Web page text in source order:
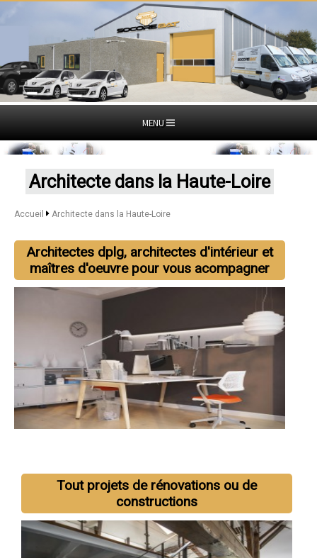
MENU
Architecte dans la Haute-Loire
Accueil Architecte dans la Haute-Loire
Architectes dplg, architectes d'intérieur et
maîtres d'oeuvre pour vous acompagner
Tout projets de rénovations ou de
constructions